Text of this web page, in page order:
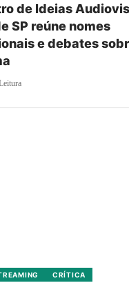
de Ideias
SP reúne nomes
e debates
CRÍTICA